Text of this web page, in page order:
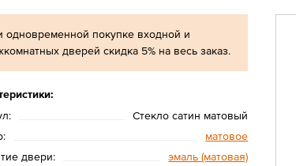
одновременной покупке входной и
дверей скидка 5% на весь заказ.
Стекло сатин матовый
матовое
двери:
эмаль (матовая)